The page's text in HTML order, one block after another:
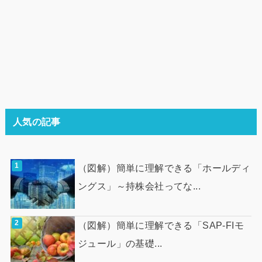
人気の記事
（図解）簡単に理解できる「ホールディ
ングス」～持株会社ってな...
（図解）簡単に理解できる「SAP-FIモ
ジュール」の基礎...